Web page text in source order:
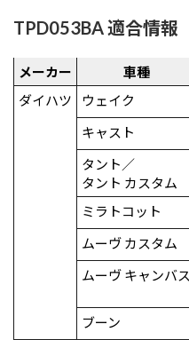
TPD053BA 適合情報
メーカー 車種
ダイハツ
ウェイク
キャスト
タント／
タント カスタム
ミラトコット
ムーヴ カスタム
ムーヴ キャンバス
ブーン